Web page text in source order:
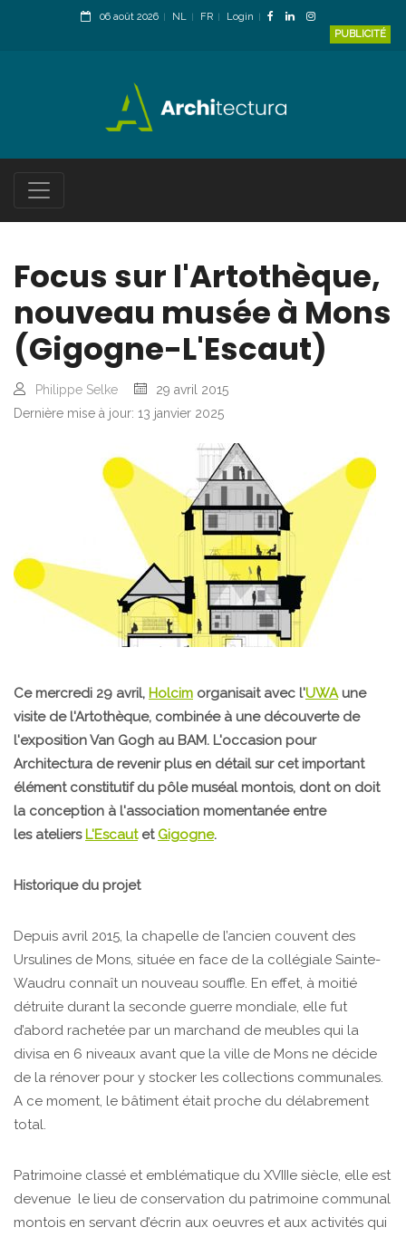
06 août 2026 NL FR
Login
PUBLICITÉ
Focus sur l'Artothèque,
nouveau musée à Mons
(Gigogne-L'Escaut)
Philippe Selke
29 avril 2015
Dernière mise à jour: 13 janvier 2025
Ce mercredi 29 avril, Holcim organisait avec l'UWAune
visite de l'Artothèque, combinée à une découverte de
l'exposition Van Gogh au BAM. L'occasion pour
Architectura de revenir plus en détail sur cet important
élément constitutif du pôle muséal montois, dont on doit
la conception à l'association momentanée entre
les ateliers L'Escautet Gigogne.
Historique du projet
Depuis avril 2015, la chapelle de l’ancien couvent des
Ursulines de Mons, située en face de la collégiale Sainte-
Waudru connaît un nouveau souffle. En effet, à moitié
détruite durant la seconde guerre mondiale, elle fut
d’abord rachetée par un marchand de meubles qui la
divisa en 6 niveaux avant que la ville de Mons ne décide
de la rénover pour y stocker les collections communales.
A ce moment, le bâtiment était proche du délabrement
total.
Patrimoine classé et emblématique du XVIIIe siècle, elle est
devenue le lieu de conservation du patrimoine communal
montois en servant d’écrin aux oeuvres et aux activités qui